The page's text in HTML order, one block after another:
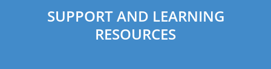
SUPPORT AND LEARNING
RESOURCES